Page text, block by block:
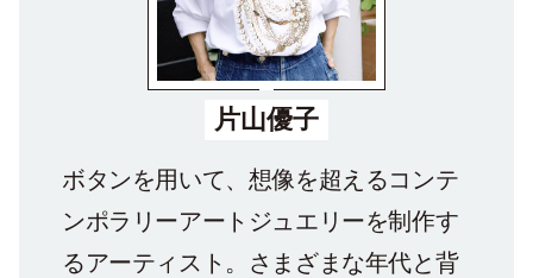
片山優子
ボタンを用いて、想像を超えるコンテ
ンポラリーアートジュエリーを制作す
るアーティスト。さまざまな年代と背